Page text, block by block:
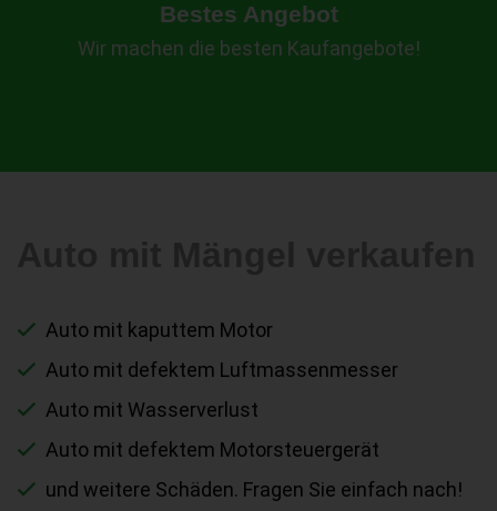
Bestes Angebot
Wir machen die besten Kaufangebote!
Auto mit kaputtem Motor
Auto mit defektem Luftmassenmesser
Auto mit Wasserverlust
Auto mit defektem Motorsteuergerät
und weitere Schäden. Fragen Sie einfach nach!